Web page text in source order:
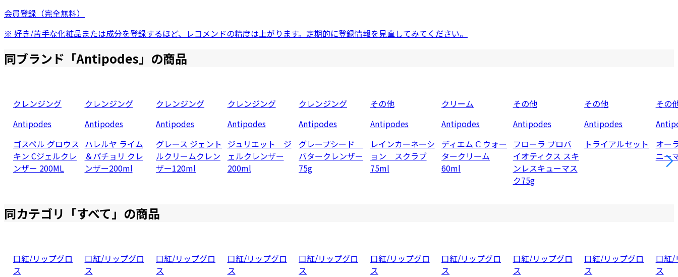
会員登録（完全無料）
※ 好き/苦手な化粧品または成分を登録するほど、レコメンドの精度は上がります。定期的に登録情報を見直してみてください。
同ブランド「Antipodes」の商品
クレンジング
Antipodes
ゴスペル グロウス
キン Cジェルクレ
ンザー 200ML
クレンジング
Antipodes
ハレルヤ ライム
＆パチョリ クレ
ンザー200ml
クレンジング
Antipodes
グレース ジェント
ルクリームクレン
ザー120ml
クレンジング
Antipodes
ジュリエット ジ
ェルクレンザー
200ml
クレンジング
Antipodes
グレープシード
バタークレンザー
75g
その他
Antipodes
レインカーネーシ
ョン スクラブ
75ml
クリーム
Antipodes
ディエム Ⅽ ウォー
タークリーム
60ml
その他
Antipodes
フローラ プロバ
イオティクス スキ
ンレスキューマス
ク75g
その他
Antipodes
トライアルセット
その
オー
ニー
同カテゴリ「すべて」の商品
口紅/リップグロ
ス
口紅/リップグロ
ス
口紅/リップグロ
ス
口紅/リップグロ
ス
口紅/リップグロ
ス
口紅/リップグロ
ス
口紅/リップグロ
ス
口紅/リップグロ
ス
口紅/リップグロ
ス
口紅/
ス